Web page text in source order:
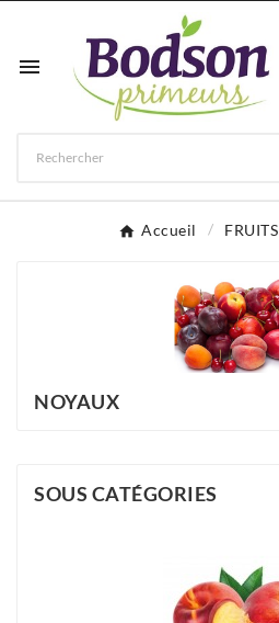

Accueil FRUITS
NOYAUX
SOUS CATÉGORIES